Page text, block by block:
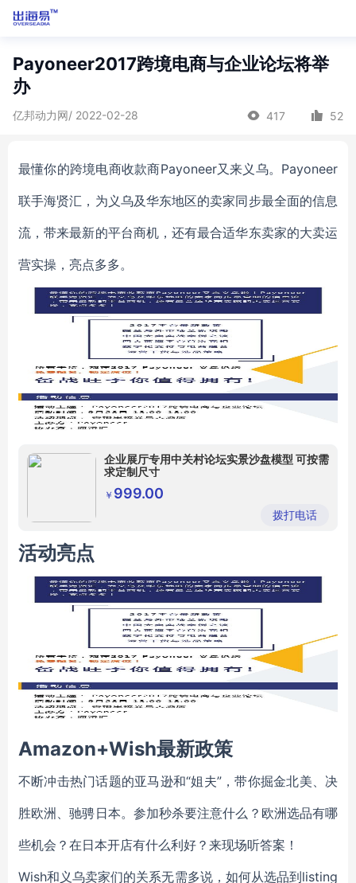
Payoneer2017跨境电商与企业论坛将举
办
亿邦动力网/ 2022-02-28 417 52
最懂你的跨境电商收款商Payoneer又来义乌。Payoneer
联手海贤汇，为义乌及华东地区的卖家同步最全面的信息
流，带来最新的平台商机，还有最合适华东卖家的大卖运
营实操，亮点多多。
企业展厅专用中关村论坛实景沙盘模型 可按需
求定制尺寸
￥ 999.00
拨打电话
活动亮点
Amazon+Wish最新政策
不断冲击热门话题的亚马逊和“姐夫”，带你掘金北美、决
胜欧洲、驰骋日本。参加秒杀要注意什么？欧洲选品有哪
些机会？在日本开店有什么利好？来现场听答案！
Wish和义乌卖家们的关系无需多说，如何从选品到listing